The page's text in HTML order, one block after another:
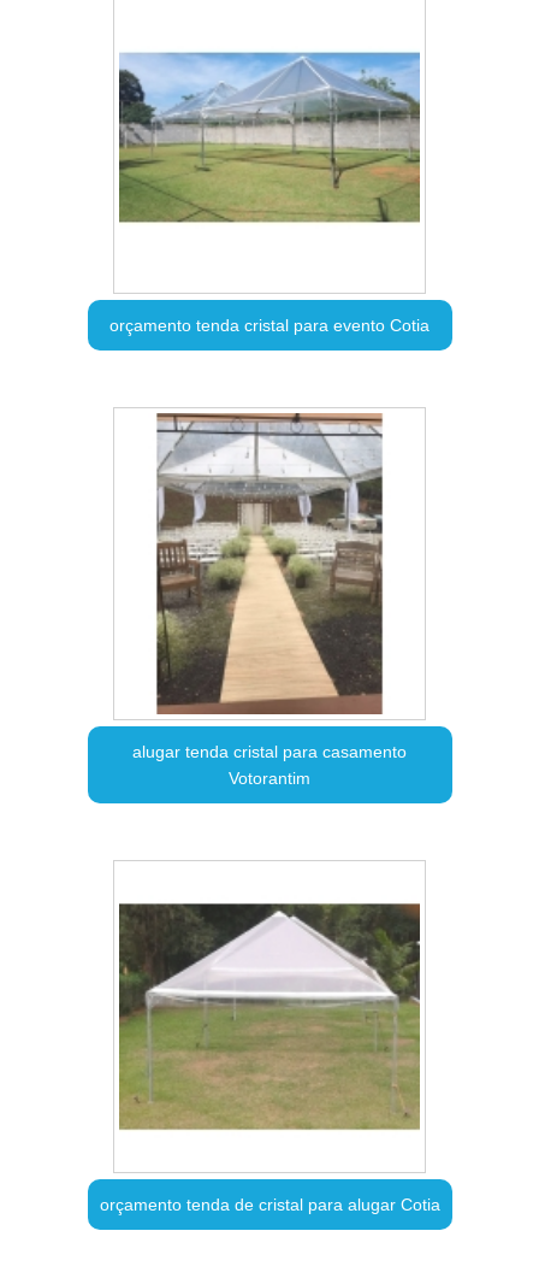
orçamento tenda cristal para evento Cotia
alugar tenda cristal para casamento
Votorantim
orçamento tenda de cristal para alugar Cotia